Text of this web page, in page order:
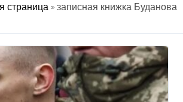
страница» записная книжка Буданова